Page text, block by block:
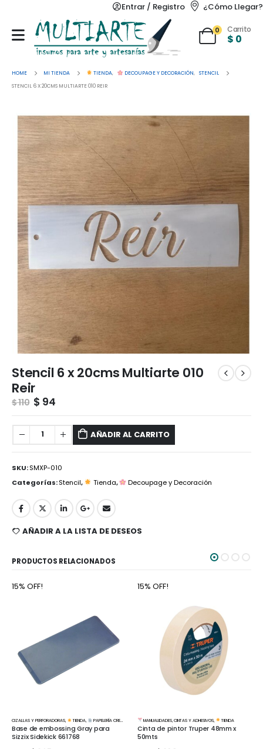
Entrar / Registro ¿Cómo Llegar?
0 Carrito
$ 0
HOME MI TIENDA TIENDA, DECOUPAGE Y DECORACIÓN, STENCIL
STENCIL 6 X 20CMS MULTIARTE 010 REIR
Stencil 6 x 20cms Multiarte 010
Reir
$110 $ 94
AÑADIR AL CARRITO
SKU:SMXP-010
Categorías:Stencil, Tienda, Decoupage y Decoración
AÑADIR A LA LISTA DE DESEOS
PRODUCTOS RELACIONADOS
CREATIVA
15% OFF!
MANUALIDADES,CINTAS Y ADHESIVOS, TIENDA
Cinta de pintor Truper 48mm x
50mts
15% OFF!
MANUALIDADES,BASES Y MATERIALES
Lija al agua Hoja grano 1500